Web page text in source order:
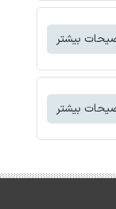
بیشتر
بیشتر